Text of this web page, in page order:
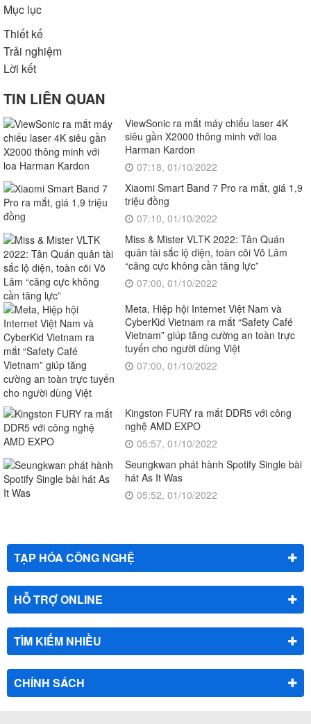
Mục lục
Thiết kế
Trải nghiệm
Lời kết
TIN LIÊN QUAN
ViewSonic ra mắt máy chiếu laser 4K
siêu gần X2000 thông minh với loa
Harman Kardon
07:18, 01/10/2022
Xiaomi Smart Band 7 Pro ra mắt, giá 1,9
triệu đồng
07:10, 01/10/2022
Miss & Mister VLTK 2022: Tân Quán
quân tài sắc lộ diện, toàn cõi Võ Lâm
“căng cực không cần tăng lực”
07:00, 01/10/2022
Meta, Hiệp hội Internet Việt Nam và
CyberKid Vietnam ra mắt “Safety Café
Vietnam” giúp tăng cường an toàn trực
tuyến cho người dùng Việt
07:00, 01/10/2022
Kingston FURY ra mắt DDR5 với công
nghệ AMD EXPO
05:57, 01/10/2022
Seungkwan phát hành Spotify Single bài
hát As It Was
05:52, 01/10/2022
TẠP HÓA CÔNG NGHỆ
HỖ TRỢ ONLINE
TÌM KIẾM NHIỀU
CHÍNH SÁCH